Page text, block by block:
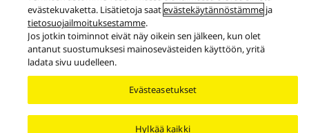
evästekuvaketta. Lisätietoja saatevästekäytännöstämmeja
tietosuojailmoituksestamme.
Jos jotkin toiminnot eivät näy oikein sen jälkeen, kun olet
antanut suostumuksesi mainosevästeiden käyttöön, yritä
ladata sivu uudelleen.
Evästeasetukset
Hylkää kaikki